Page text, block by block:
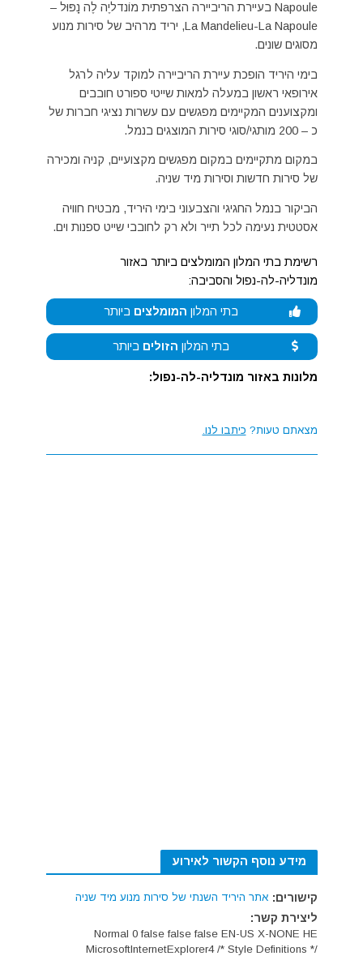
Napoule בעיירת הריביירה הצרפתית מוֹנדליֶה לֶה נָפּוּל –
La Mandelieu-La Napoule, יריד מרהיב של סירות מנוע
מסוגים שונים.
בימי היריד הופכת עיירת הריביירה למוקד עליה לרגל
אירופאי ראשון במעלה למאות שייטי ספורט חובבים
ומקצוענים המקיימים מפגשים עם עשרות נציגי חברות של
כ – 200 מותגי/סוגי סירות המוצגים בנמל.
במקום מתקיימים במקום מפגשים מקצועיים, קניה ומכירה
של סירות חדשות וסירות מיד שניה.
הביקור בנמל החגיגי והצבעוני בימי היריד, מבטיח חוויה
אסטטית נעימה לכל תייר ולא רק לחובבי שייט ספנות וים.
רשימת בתי המלון המומלצים ביותר באזור
מונדליה-לה-נפול והסביבה:
בתי המלון המומלצים ביותר
בתי המלון הזולים ביותר
מלונות באזור מונדליה-לה-נפול:
מצאתם טעות? כיתבו לנו.
מידע נוסף הקשור לאירוע
קישורים: אתר היריד השנתי של סירות מנוע מיד שניה
ליצירת קשר:
Normal 0 false false false EN-US X-NONE HE
MicrosoftInternetExplorer4 /* Style Definitions */